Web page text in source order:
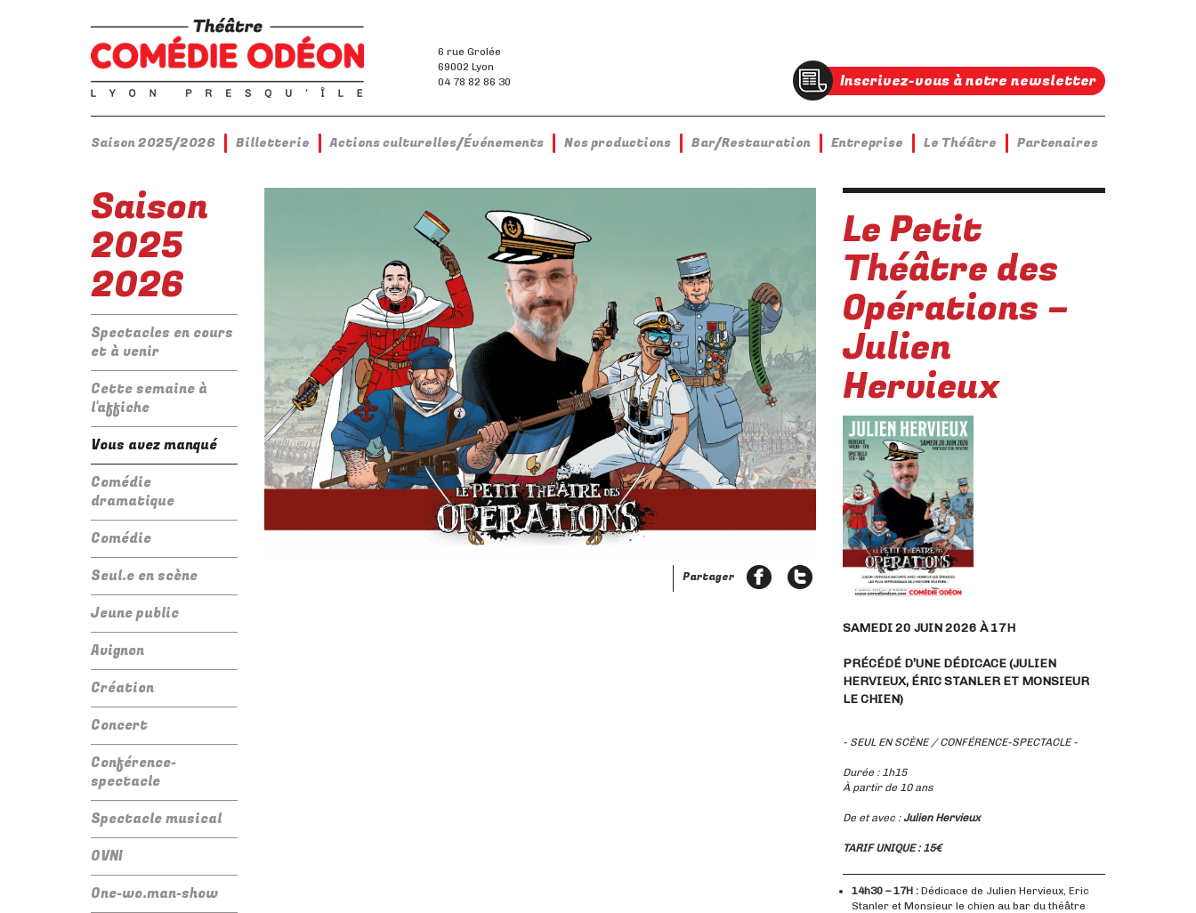
6 rue Grolée
69002 Lyon
04 78 82 86 30
Inscrivez-vous à notre newsletter
Saison 2025/2026 Billetterie Actions culturelles/Événements Nos productions Bar/Restauration Entreprise Le Théâtre Partenaires
Saison
2025
2026
Spectacles en cours
et à venir
Cette semaine à
l'affiche
Vous avez manqué
Comédie
dramatique
Comédie
Seul.e en scène
Jeune public
Avignon
Création
Concert
Conférence-
spectacle
Spectacle musical
OVNI
One-wo.man-show
Partager
Le Petit
Théâtre des
Opérations –
Julien
Hervieux
SAMEDI 20 JUIN 2026 À 17H
PRÉCÉDÉ D’UNE DÉDICACE (JULIEN
HERVIEUX, ÉRIC STANLER ET MONSIEUR
LE CHIEN)
- SEUL EN SCÈNE / CONFÉRENCE-SPECTACLE -
Durée : 1h15
À partir de 10 ans
De et avec :Julien Hervieux
TARIF UNIQUE : 15€
14h30 – 17H : Dédicace de Julien Hervieux, Eric
Stanler et Monsieur le chien au bar du théâtre